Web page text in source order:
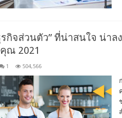
รกิจส่วนตัว” ที่น่าสนใจ น่า
ณ 2021
1 504,566